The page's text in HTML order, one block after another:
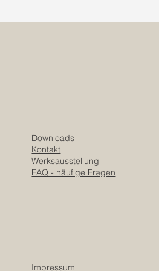
Downloads
Kontakt
Werksausstellung
FAQ - häufige Fragen
Impressum